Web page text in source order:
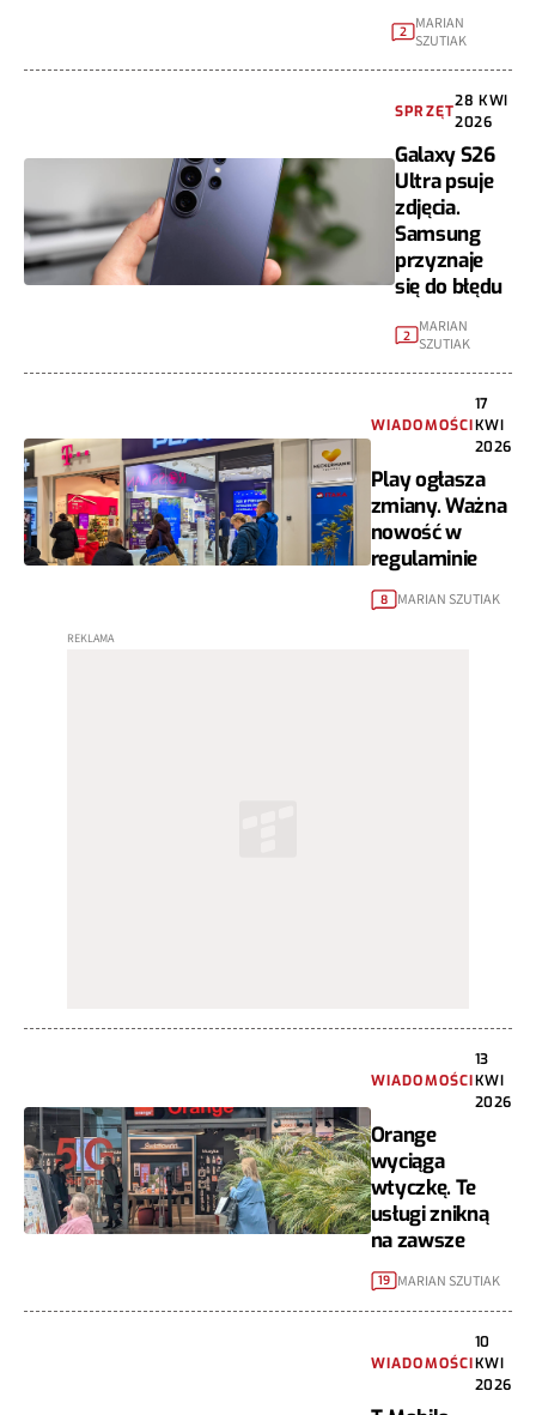
2
MARIAN
SZUTIAK
SPRZĘT
28 KWI
2026
Galaxy S26
Ultra psuje
zdjęcia.
Samsung
przyznaje
się do błędu
2
MARIAN
SZUTIAK
WIADOMOŚCI
17
KWI
2026
Play ogłasza
zmiany. Ważna
nowość w
regulaminie
8 MARIAN SZUTIAK
WIADOMOŚCI
13
KWI
2026
Orange
wyciąga
wtyczkę. Te
usługi znikną
na zawsze
19 MARIAN SZUTIAK
WIADOMOŚCI
10
KWI
2026